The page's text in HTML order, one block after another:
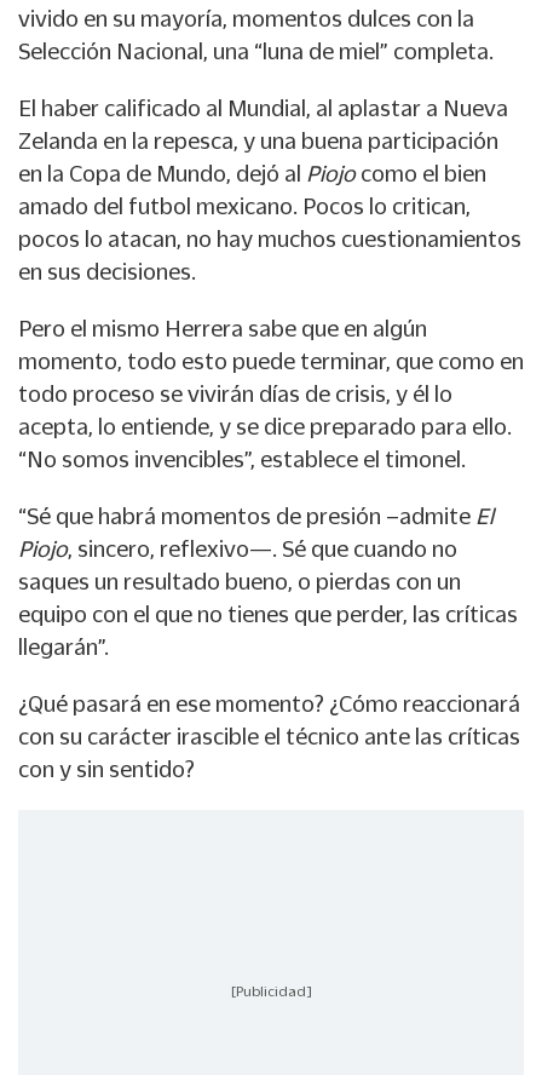
vivido en su mayoría, momentos dulces con la
Selección Nacional, una “luna de miel” completa.
El haber calificado al Mundial, al aplastar a Nueva
Zelanda en la repesca, y una buena participación
en la Copa de Mundo, dejó al Piojocomo el bien
amado del futbol mexicano. Pocos lo critican,
pocos lo atacan, no hay muchos cuestionamientos
en sus decisiones.
Pero el mismo Herrera sabe que en algún
momento, todo esto puede terminar, que como en
todo proceso se vivirán días de crisis, y él lo
acepta, lo entiende, y se dice preparado para ello.
“No somos invencibles”, establece el timonel.
“Sé que habrá momentos de presión –admite El
Piojo, sincero, reflexivo—. Sé que cuando no
saques un resultado bueno, o pierdas con un
equipo con el que no tienes que perder, las críticas
llegarán”.
¿Qué pasará en ese momento? ¿Cómo reaccionará
con su carácter irascible el técnico ante las críticas
con y sin sentido?
[Publicidad]